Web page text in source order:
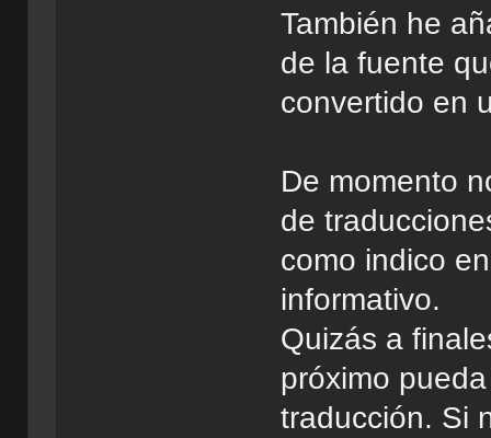
También he
de la fuente
convertido en
De momento
de
como indico
informativo.
Quizás a
próximo
traducción. Si